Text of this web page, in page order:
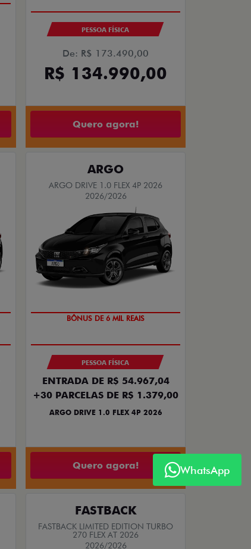
PESSOA FÍSICA
De: R$ 173.490,00
R$ 134.990,00
Quero agora!
ARGO
ARGO DRIVE 1.0 FLEX 4P 2026
2026/2026
PESSOA FÍSICA
ENTRADA DE R$ 54.967,04
+30 PARCELAS DE R$ 1.379,00
ARGO DRIVE 1.0 FLEX 4P 2026
Quero agora!
FASTBACK
FASTBACK LIMITED EDITION TURBO
270 FLEX AT 2026
2026/2026
WhatsApp